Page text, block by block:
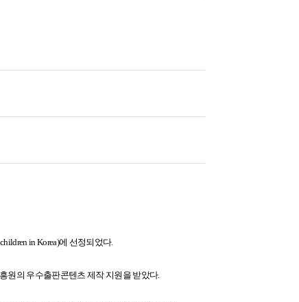
in Korea)에 선정되었다.
원의 우수출판콘텐츠 제작 지원을 받았다.